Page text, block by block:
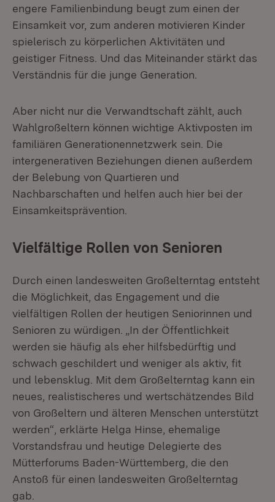
engere Familienbindung beugt zum einen der
Einsamkeit vor, zum anderen motivieren Kinder
spielerisch zu körperlichen Aktivitäten und
geistiger Fitness. Und das Miteinander stärkt das
Verständnis für die junge Generation.
Aber nicht nur die Verwandtschaft zählt, auch
Wahlgroßeltern können wichtige Aktivposten im
familiären Generationennetzwerk sein. Die
intergenerativen Beziehungen dienen außerdem
der Belebung von Quartieren und
Nachbarschaften und helfen auch hier bei der
Einsamkeitsprävention.
Vielfältige Rollen von Senioren
Durch einen landesweiten Großelterntag entsteht
die Möglichkeit, das Engagement und die
vielfältigen Rollen der heutigen Seniorinnen und
Senioren zu würdigen. „In der Öffentlichkeit
werden sie häufig als eher hilfsbedürftig und
schwach geschildert und weniger als aktiv, fit
und lebensklug. Mit dem Großelterntag kann ein
neues, realistischeres und wertschätzendes Bild
von Großeltern und älteren Menschen unterstützt
werden“, erklärte Helga Hinse, ehemalige
Vorstandsfrau und heutige Delegierte des
Mütterforums Baden-Württemberg, die den
Anstoß für einen landesweiten Großelterntag
gab.